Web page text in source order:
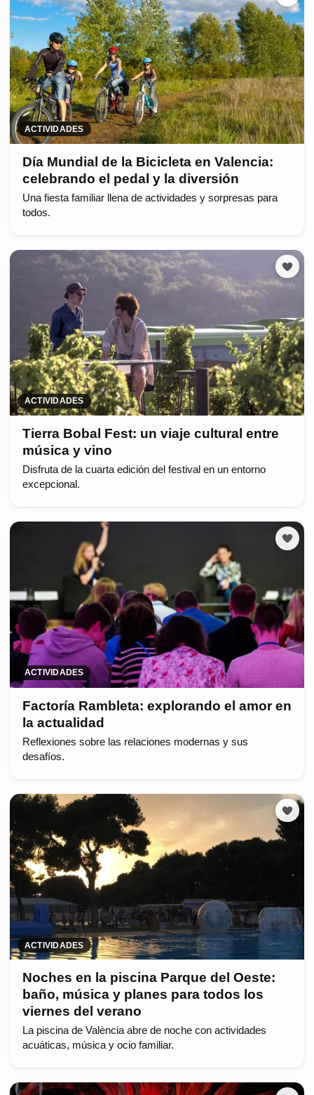
ACTIVIDADES
Día Mundial de la Bicicleta en Valencia:
celebrando el pedal y la diversión
Una fiesta familiar llena de actividades y sorpresas para
todos.
ACTIVIDADES
Tierra Bobal Fest: un viaje cultural entre
música y vino
Disfruta de la cuarta edición del festival en un entorno
excepcional.
ACTIVIDADES
Factoría Rambleta: explorando el amor en
la actualidad
Reflexiones sobre las relaciones modernas y sus
desafíos.
ACTIVIDADES
Noches en la piscina Parque del Oeste:
baño, música y planes para todos los
viernes del verano
La piscina de València abre de noche con actividades
acuáticas, música y ocio familiar.